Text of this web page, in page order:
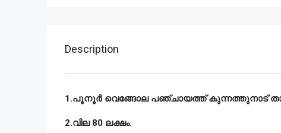
Description
1.പൂനൂർ വെങ്ങോല പഞ്ചായത്ത് കുന്നത്തുനാട്
2.വില 80 ലക്ഷം.